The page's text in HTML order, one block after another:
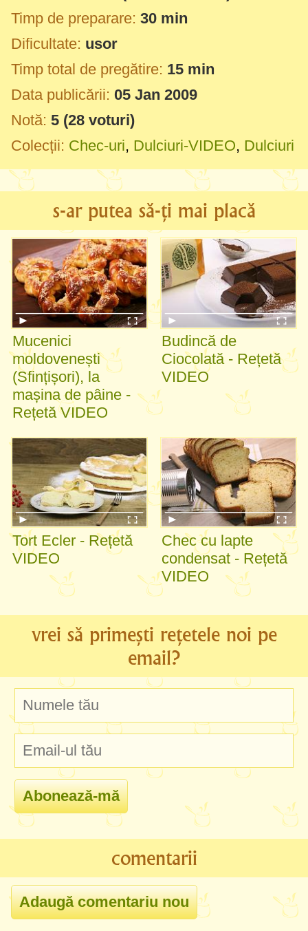
Timp de preparare: 30 min
Dificultate: usor
Timp total de pregătire: 15 min
Data publicării: 05 Jan 2009
Notă: 5 (28 voturi)
Colecții: Chec-uri, Dulciuri-VIDEO, Dulciuri
s-ar putea să-ți mai placă
Mucenici
moldovenești
(Sfințișori), la
mașina de pâine -
Rețetă VIDEO
Budincă de
Ciocolată - Rețetă
VIDEO
Tort Ecler - Rețetă
VIDEO
Chec cu lapte
condensat - Rețetă
VIDEO
vrei să primești rețetele noi pe
email?
comentarii